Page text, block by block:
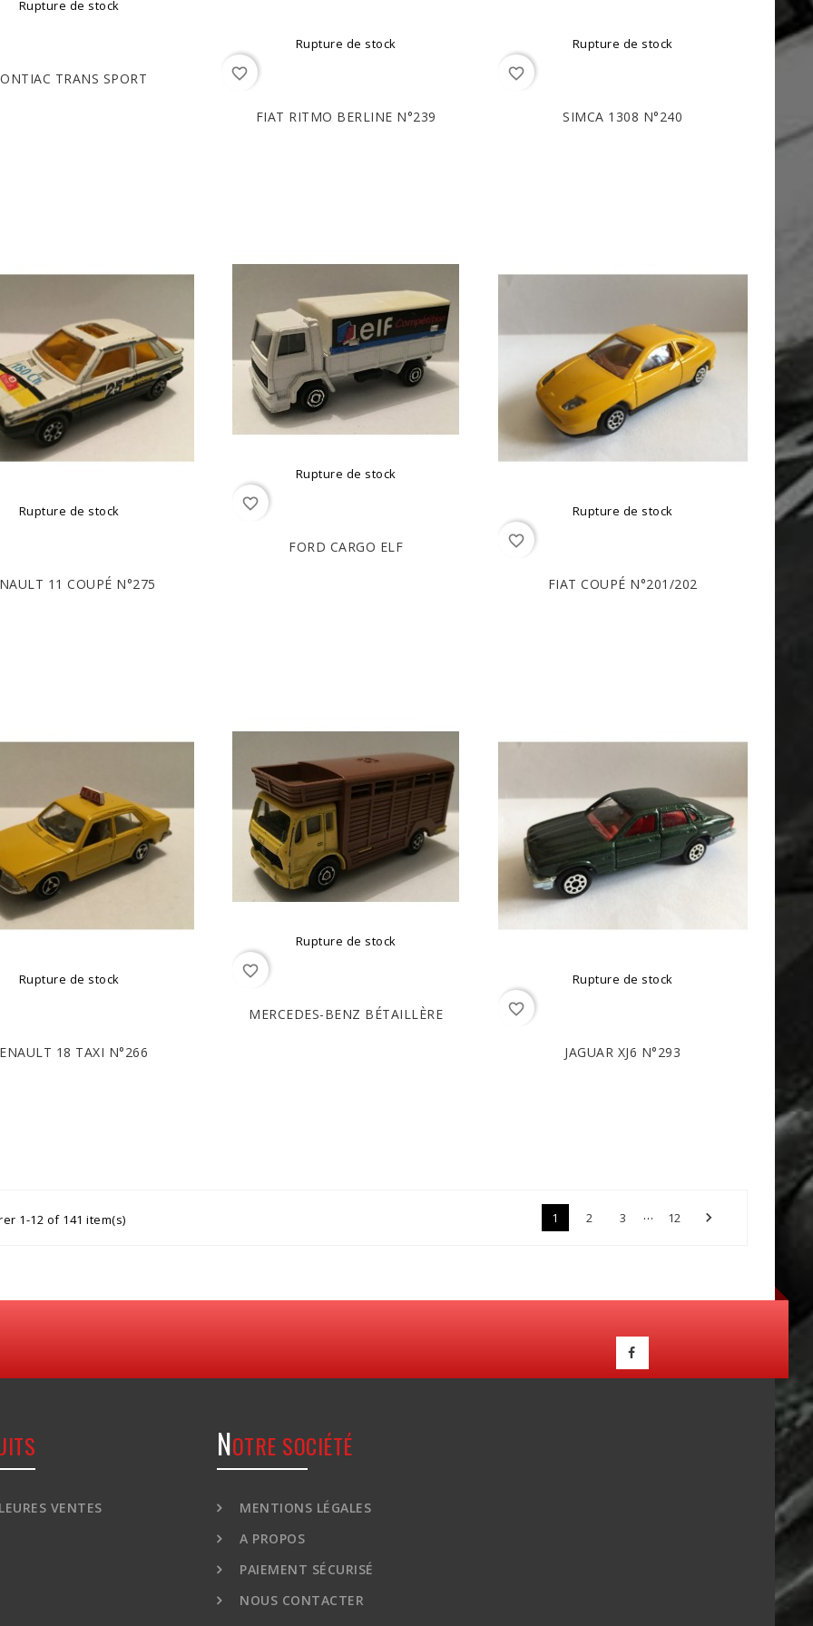
Rupture de stock
TRANS SPORT
Rupture de stock
favorite_border
FIAT RITMO BERLINE N°239
Rupture de stock
favorite_border
SIMCA 1308 N°240
Rupture de stock
11 COUPÉ N°275
Rupture de stock
favorite_border
FORD CARGO ELF
Rupture de stock
favorite_border
FIAT COUPÉ N°201/202
Rupture de stock
18 TAXI N°266
Rupture de stock
favorite_border
MERCEDES-BENZ BÉTAILLÈRE
Rupture de stock
favorite_border
JAGUAR XJ6 N°293
1-12 of 141 item(s) 1 2 3 … 12 
VENTES
NOTRE SOCIÉTÉ
MENTIONS LÉGALES
A PROPOS
PAIEMENT SÉCURISÉ
NOUS CONTACTER